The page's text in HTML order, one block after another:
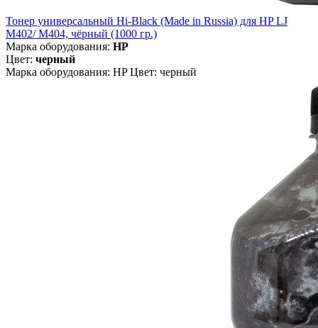
Тонер универсальный Hi-Black (Made in Russia) для HP LJ
M402/ M404, чёрный (1000 гр.)
Марка оборудования: HP
Цвет: черный
Марка оборудования: HP Цвет: черный